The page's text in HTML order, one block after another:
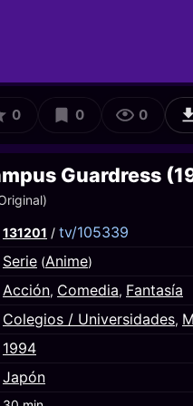
0 0 0
Guardress
131201 / tv/105339
Serie (Anime)
Acción, Comedia, Fantasía
Colegios / Universidades,
1994
Japón